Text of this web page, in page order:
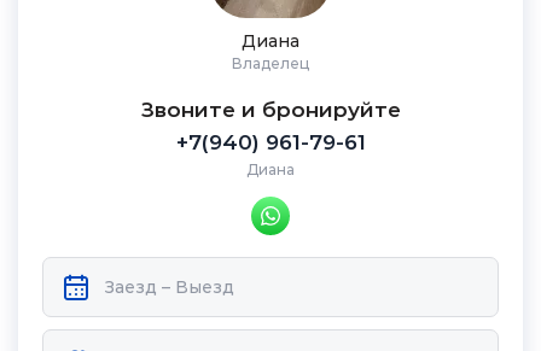
Диана
Владелец
Звоните и бронируйте
+7(940) 961-79-61
Диана